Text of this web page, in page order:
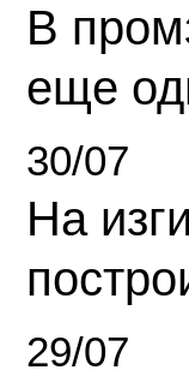
В
еще
30/07
На
29/07